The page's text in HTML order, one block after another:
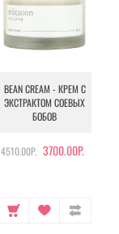
BEAN CREAM - КРЕМ С
ЭКСТРАКТОМ СОЕВЫХ
БОБОВ
4510.00Р. 3700.00Р.